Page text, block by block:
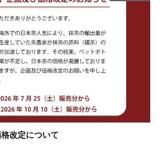
改定について